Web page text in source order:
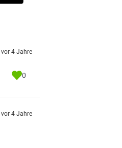
vor 4 Jahre
0
vor 4 Jahre